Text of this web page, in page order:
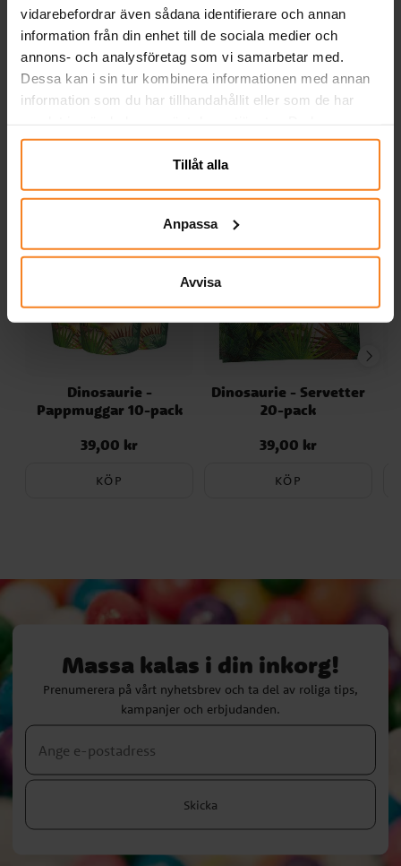
vidarebefordrar även sådana identifierare och annan
information från din enhet till de sociala medier och
annons- och analysföretag som vi samarbetar med.
Dessa kan i sin tur kombinera informationen med annan
information som du har tillhandahållit eller som de har
närsomhelst ändra ditt samtycke.
Tillåt alla
Anpassa
Avvisa
pack
Pris: 39,00 kr
39,00 kr
Tallrikar 8-pack
Pris:49,00 kr
49,00 kr
Andra köpte även
Dinosaurie -
Pappmuggar 10-pack
Pris:39,00 kr
39,00 kr
KÖP
Dinosaurie - Servetter
20-pack
Pris:39,00 kr
39,00 kr
KÖP
Massa kalas i din inkorg!
Prenumerera på vårt nyhetsbrev och ta del av roliga tips,
kampanjer och erbjudanden.
Skicka